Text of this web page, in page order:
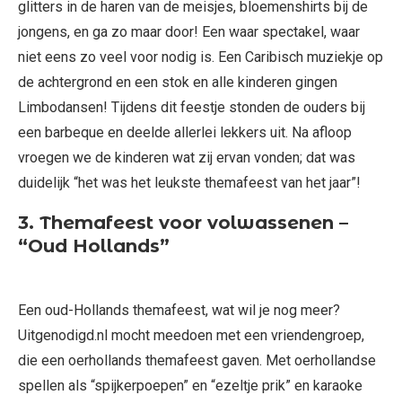
glitters in de haren van de meisjes, bloemenshirts bij de
jongens, en ga zo maar door! Een waar spectakel, waar
niet eens zo veel voor nodig is. Een Caribisch muziekje op
de achtergrond en een stok en alle kinderen gingen
Limbodansen! Tijdens dit feestje stonden de ouders bij
een barbeque en deelde allerlei lekkers uit. Na afloop
vroegen we de kinderen wat zij ervan vonden; dat was
duidelijk “het was het leukste themafeest van het jaar”!
3. Themafeest voor volwassenen –
“Oud Hollands”
Een oud-Hollands themafeest, wat wil je nog meer?
Uitgenodigd.nl mocht meedoen met een vriendengroep,
die een oerhollands themafeest gaven. Met oerhollandse
spellen als “spijkerpoepen” en “ezeltje prik” en karaoke